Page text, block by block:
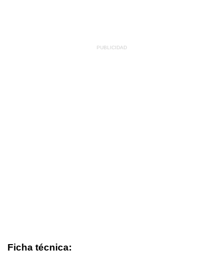
Ficha técnica: